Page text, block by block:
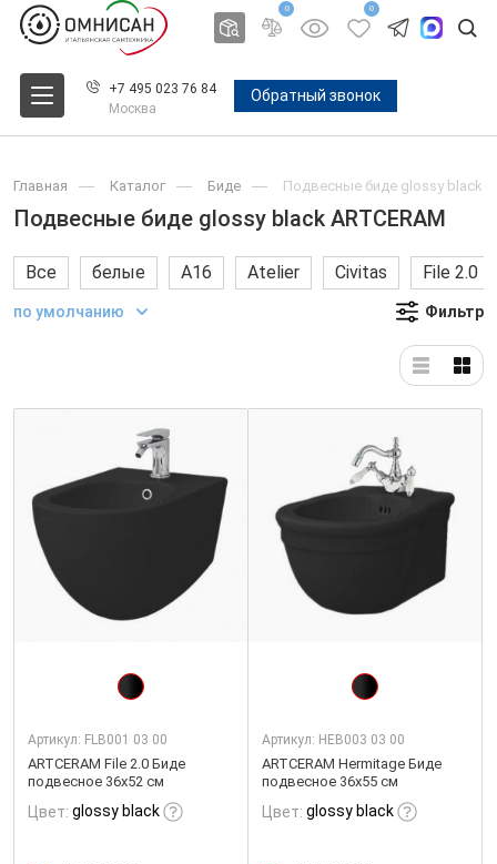
0 0
+7 495 023 76 84
Москва
Обратный звонок
Главная Каталог Биде Подвесные биде glossy black
Подвесные биде glossy black ARTCERAM
Все белые A16 Atelier Civitas File 2.0
по умолчанию Фильтр
Артикул: FLB001 03 00
ARTCERAM File 2.0 Биде
подвесное 36х52 см
Цвет: glossy black
Артикул: HEB003 03 00
ARTCERAM Hermitage Биде
подвесное 36х55 см
Цвет: glossy black